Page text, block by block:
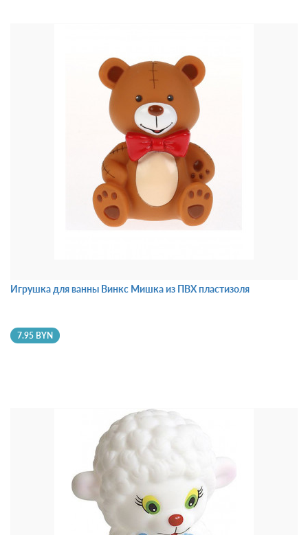
Игрушка для ванны Винкс Мишка из ПВХ пластизоля
7.95 BYN